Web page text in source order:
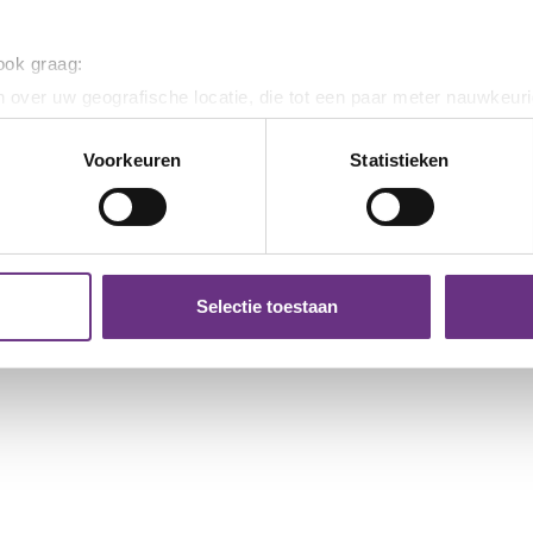
graag:
over uw geografische locatie, die tot een paar meter
door het actief te scannen op specifieke eigenschappen
gegevens worden verwerkt en stel uw voorkeuren in het
of intrekken in de Cookieverklaring.
Ook delen we informatie over uw gebruik van onze site met
Deze partners kunnen deze gegevens combineren met
Voorkeuren Statistieken
Selectie toestaan
Ledenraadpleging VanDijk:
Stem mee over een
vakbonden de punten waarop het
eindbod is...